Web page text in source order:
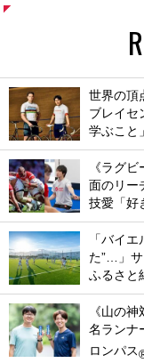
世界の頂
ブレイセ
学ぶこと
《ラグ
面のリー
技愛「好
「バイ
た”…」
ふるさと
《山の
名ランナ
ロンパス